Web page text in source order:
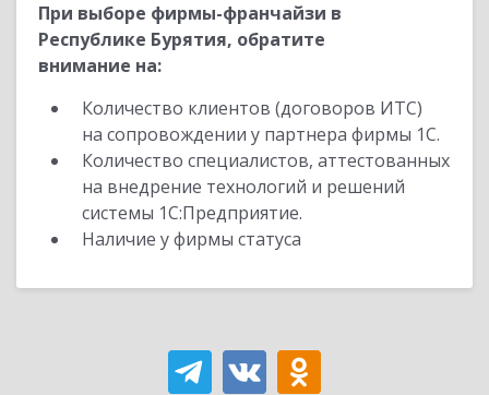
При выборе фирмы-франчайзи в
Республике Бурятия, обратите
внимание на:
Количество клиентов (договоров ИТС)
на сопровождении у партнера фирмы 1С.
Количество специалистов, аттестованных
на внедрение технологий и решений
системы 1С:Предприятие.
Наличие у фирмы статуса